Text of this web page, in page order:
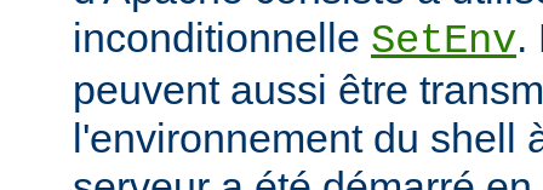
inconditionnelle SetEnv.
peuvent aussi être
l'environnement du shell